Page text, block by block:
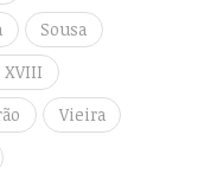
Sousa
XVIII
Vieira